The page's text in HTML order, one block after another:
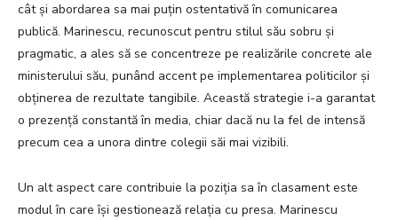
cât și abordarea sa mai puțin ostentativă în comunicarea
publică. Marinescu, recunoscut pentru stilul său sobru și
pragmatic, a ales să se concentreze pe realizările concrete ale
ministerului său, punând accent pe implementarea politicilor și
obținerea de rezultate tangibile. Această strategie i-a garantat
o prezență constantă în media, chiar dacă nu la fel de intensă
precum cea a unora dintre colegii săi mai vizibili.
Un alt aspect care contribuie la poziția sa în clasament este
modul în care își gestionează relația cu presa. Marinescu